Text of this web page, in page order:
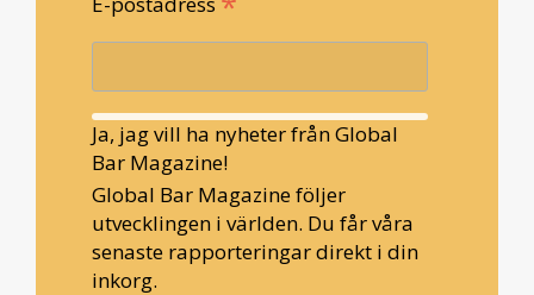
Ja, jag vill ha nyheter från Global
Bar Magazine!
Global Bar Magazine följer
utvecklingen i världen. Du får våra
senaste rapporteringar direkt i din
inkorg.